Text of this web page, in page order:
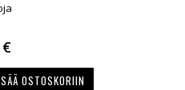
OSTOSKORIIN